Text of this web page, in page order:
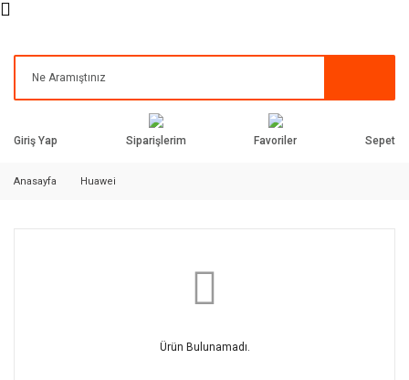
Giriş Yap Siparişlerim Favoriler Sepet
Anasayfa Huawei
Ürün Bulunamadı.